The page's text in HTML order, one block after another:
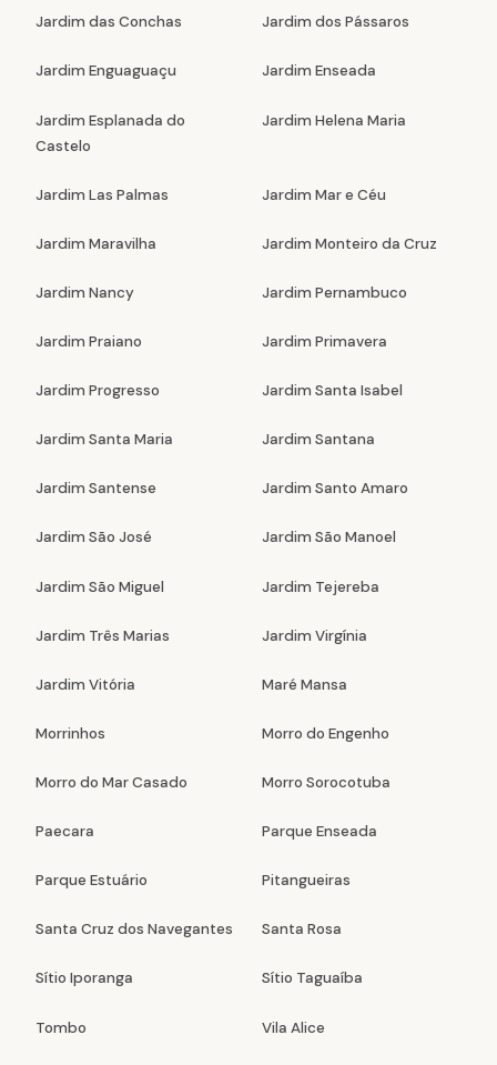
Jardim das Conchas Jardim dos Pássaros
Jardim Enguaguaçu Jardim Enseada
Jardim Esplanada do
Castelo
Jardim Helena Maria
Jardim Las Palmas Jardim Mar e Céu
Jardim Maravilha Jardim Monteiro da Cruz
Jardim Nancy Jardim Pernambuco
Jardim Praiano Jardim Primavera
Jardim Progresso Jardim Santa Isabel
Jardim Santa Maria Jardim Santana
Jardim Santense Jardim Santo Amaro
Jardim São José Jardim São Manoel
Jardim São Miguel Jardim Tejereba
Jardim Três Marias Jardim Virgínia
Jardim Vitória Maré Mansa
Morrinhos Morro do Engenho
Morro do Mar Casado Morro Sorocotuba
Paecara Parque Enseada
Parque Estuário Pitangueiras
Santa Cruz dos Navegantes Santa Rosa
Sítio Iporanga Sítio Taguaíba
Tombo Vila Alice